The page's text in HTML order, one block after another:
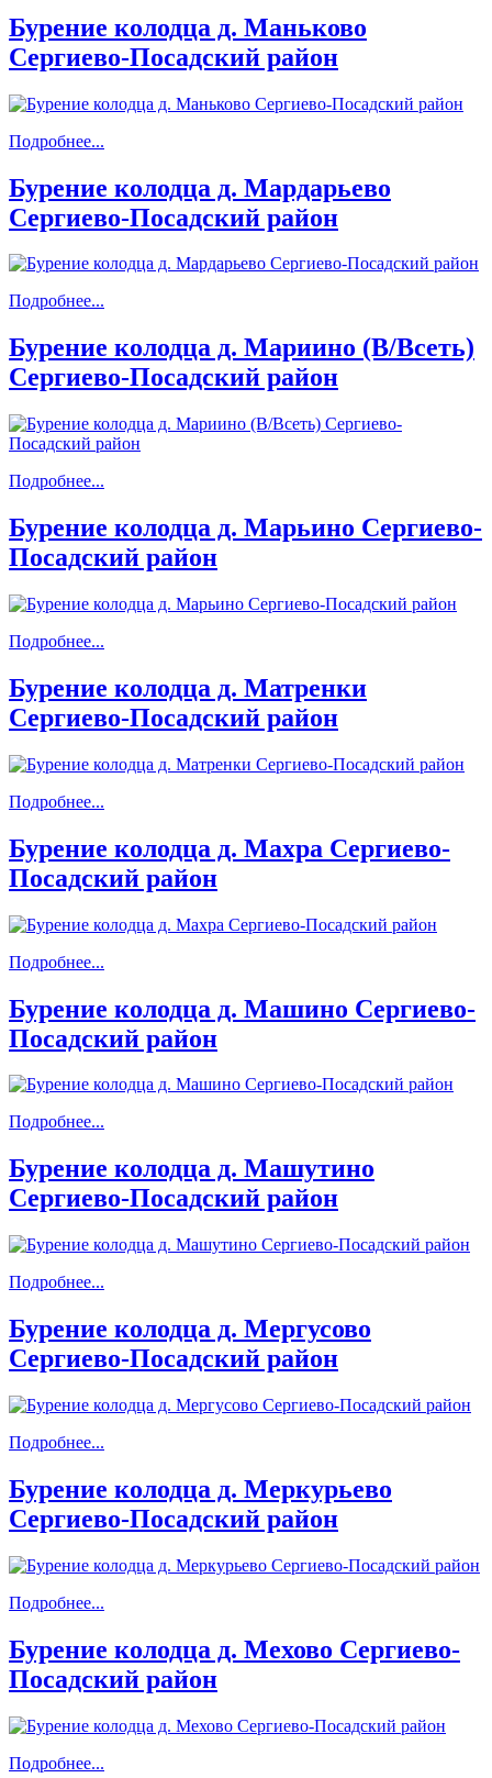
Бурение колодца д. Маньково
Сергиево-Посадский район
Подробнее...
Бурение колодца д. Мардарьево
Сергиево-Посадский район
Подробнее...
Бурение колодца д. Мариино (В/Всеть)
Сергиево-Посадский район
Подробнее...
Бурение колодца д. Марьино Сергиево-
Посадский район
Подробнее...
Бурение колодца д. Матренки
Сергиево-Посадский район
Подробнее...
Бурение колодца д. Махра Сергиево-
Посадский район
Подробнее...
Бурение колодца д. Машино Сергиево-
Посадский район
Подробнее...
Бурение колодца д. Машутино
Сергиево-Посадский район
Подробнее...
Бурение колодца д. Мергусово
Сергиево-Посадский район
Подробнее...
Бурение колодца д. Меркурьево
Сергиево-Посадский район
Подробнее...
Бурение колодца д. Мехово Сергиево-
Посадский район
Подробнее...